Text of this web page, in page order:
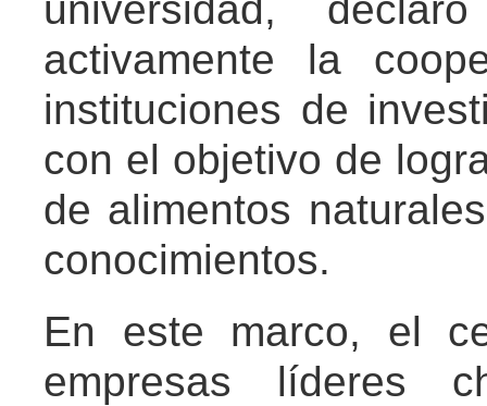
activamente la
instituciones de
con el objetivo de
de alimentos
conocimientos.
En este marco, el
empresas líderes